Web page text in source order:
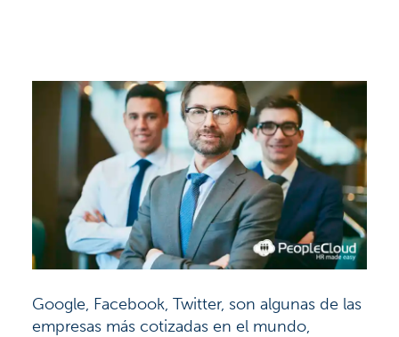
Google, Facebook, Twitter, son algunas de las
empresas más cotizadas en el mundo,